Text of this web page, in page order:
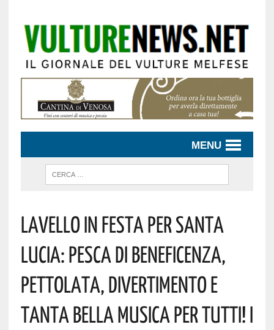
MENU
Lavello In Festa Per Santa
Lucia: Pesca Di Beneficenza,
Pettolata, Divertimento E
Tanta Bella Musica Per Tutti! I